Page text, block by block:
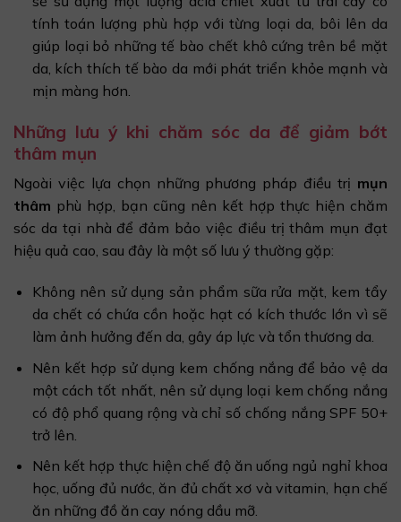
tính toán lượng phù hợp với từng loại da, bôi lên da
giúp loại bỏ những tế bào chết khô cứng trên bề mặt
da, kích thích tế bào da mới phát triển khỏe mạnh và
mịn màng hơn.
Những lưu ý khi chăm sóc da để giảm bớt
thâm mụn
Ngoài việc lựa chọn những phương pháp điều trị mụn
thâm phù hợp, bạn cũng nên kết hợp thực hiện chăm
sóc da tại nhà để đảm bảo việc điều trị thâm mụn đạt
hiệu quả cao, sau đây là một số lưu ý thường gặp:
Không nên sử dụng sản phẩm sữa rửa mặt, kem tẩy
da chết có chứa cồn hoặc hạt có kích thước lớn vì sẽ
làm ảnh hưởng đến da, gây áp lực và tổn thương da.
Nên kết hợp sử dụng kem chống nắng để bảo vệ da
một cách tốt nhất, nên sử dụng loại kem chống nắng
có độ phổ quang rộng và chỉ số chống nắng SPF 50+
trở lên.
Nên kết hợp thực hiện chế độ ăn uống ngủ nghỉ khoa
học, uống đủ nước, ăn đủ chất xơ và vitamin, hạn chế
ăn những đồ ăn cay nóng dầu mỡ.